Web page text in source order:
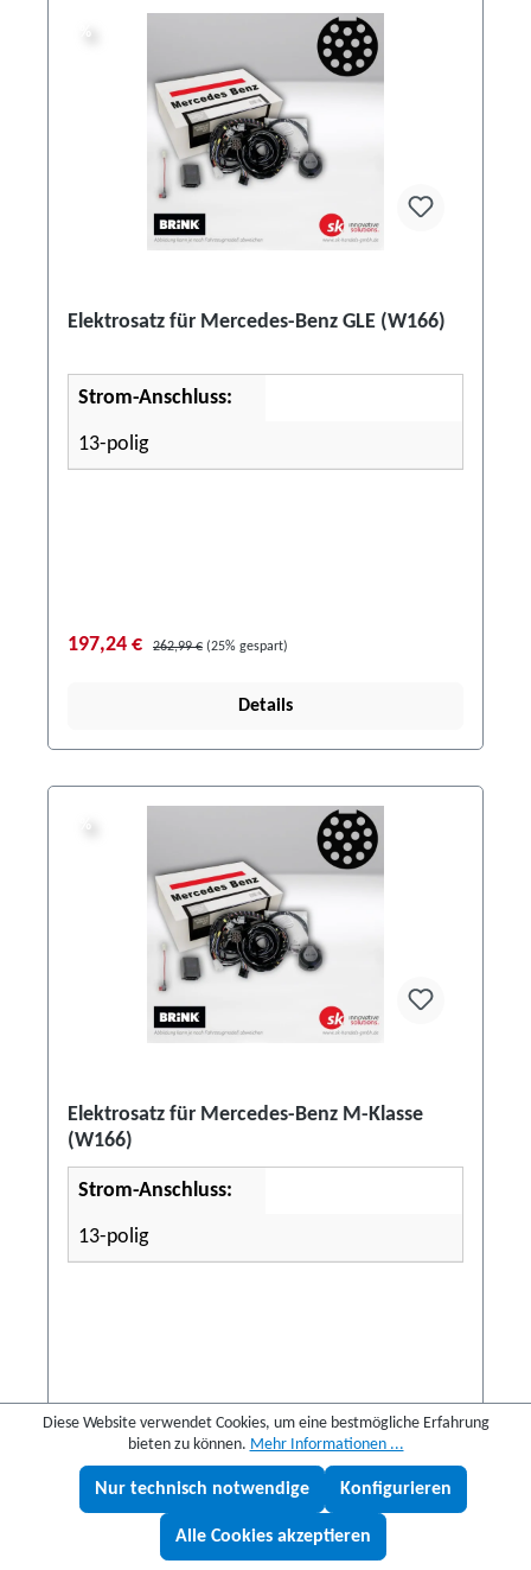
Elektrosatz für Mercedes-Benz GLE (W166)
Strom-Anschluss:
13-polig
197,24 € 262,99 € (25% gespart)
Details
Elektrosatz für Mercedes-Benz M-Klasse
(W166)
Strom-Anschluss:
13-polig
197,24 € 262,99 € (25% gespart)
Details
Diese Website verwendet Cookies, um eine bestmögliche Erfahrung
bieten zu können. Mehr Informationen ...
Nur technisch notwendige Konfigurieren
Alle Cookies akzeptieren
Lukas fragen